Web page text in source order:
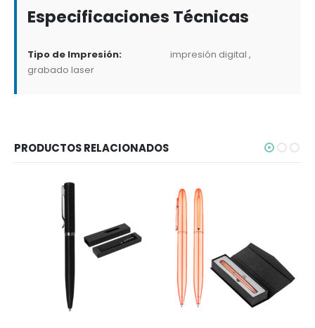
Especificaciones Técnicas
Tipo de Impresión:
impresión digital ,
grabado laser
PRODUCTOS RELACIONADOS